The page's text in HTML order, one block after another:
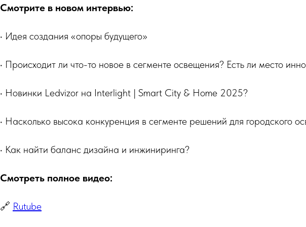
Смотрите в новом интервью:
• Идея создания «опоры будущего»
• Происходит ли что-то новое в сегменте освещения? Есть ли место
• Новинки Ledvizor на Interlight | Smart City & Home 2025?
• Насколько высока конкуренция в сегменте решений для городского
• Как найти баланс дизайна и инжиниринга?
Смотреть полное видео:
🔗 Rutube